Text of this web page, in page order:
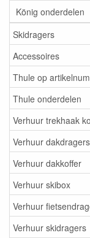
König onderdelen
Skidragers
Accessoires
Thule op
Thule onderdelen
Verhuur trekhaak
Verhuur dakdragers
Verhuur dakkoffer
Verhuur skibox
Verhuur
Verhuur skidragers